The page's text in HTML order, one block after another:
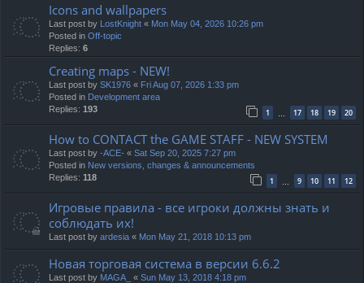
Icons and wallpapers
Last post by LostKnight « Mon May 04, 2026 10:26 pm
Posted in Off-topic
Replies: 6
Creating maps - NEW!
Last post by SK1976 « Fri Aug 07, 2026 1:33 pm
Posted in Development area
Replies: 193 1 17 18 19 20
How to CONTACT the GAME STAFF - NEW SYSTEM
Last post by -ACE- « Sat Sep 20, 2025 7:27 pm
Posted in New versions, changes & announcements
Replies: 118 1 9 10 11 12
Игровые правила - все игроки должны знать и
соблюдать их!
Last post by ardesia « Mon May 21, 2018 10:13 pm
Новая торговая система в версии 6.6.2
Last post by MAGA_ « Sun May 13, 2018 4:18 pm